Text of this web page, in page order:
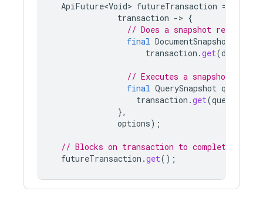
ApiFuture<Void> futureTransaction =
transaction -> {
// Does a snapshot read
final DocumentSnapshot
transaction .get(
// Executes a snapshot read
final QuerySnapshot
transaction .get(query
},
options);
// Blocks on transaction to complete
futureTransaction .get();